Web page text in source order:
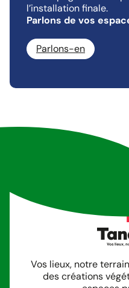
l’installation finale.
Parlons de vos
Parlons-en
Vos lieux, notre
des créations